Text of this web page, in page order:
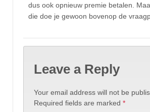
dus ook opnieuw premie betalen.
die doe je gewoon bovenop de
Leave a Reply
Your email address will not be
Required fields are marked *